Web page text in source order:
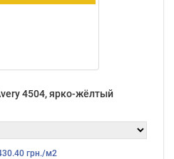
4504, ярко-жёлтый
грн./м2